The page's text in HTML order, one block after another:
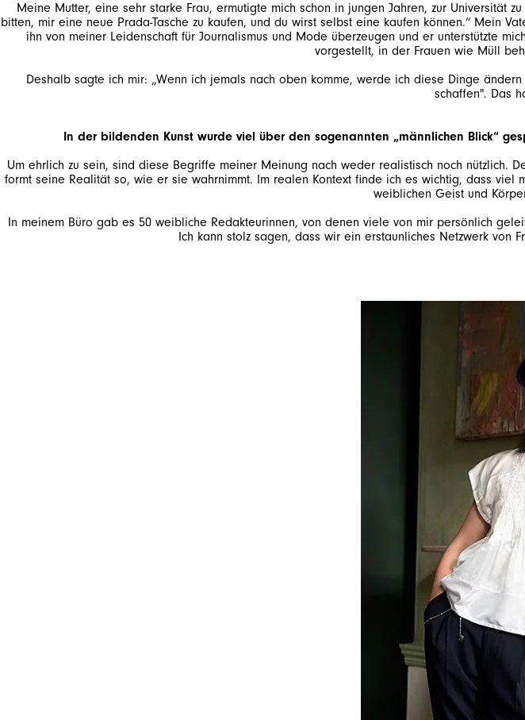
Meine Mutter, eine sehr starke Frau, ermutigte mich schon in jungen Jahren, zur Universität
bitten, mir eine neue Prada-Tasche zu kaufen, und du wirst selbst eine kaufen können.“ Mein
ihn von meiner Leidenschaft für Journalismus und Mode überzeugen und er unterstützte
Deshalb sagte ich mir: „Wenn ich jemals nach oben komme, werde ich diese Dinge
schaffen". Das
In der bildenden Kunst wurde viel über den sogenannten „männlichen Blick“
Um ehrlich zu sein, sind diese Begriffe meiner Meinung nach weder realistisch noch nützlich.
formt seine Realität so, wie er sie wahrnimmt. Im realen Kontext finde ich es wichtig, dass
In meinem Büro gab es 50 weibliche Redakteurinnen, von denen viele von mir persönlich
Ich kann stolz sagen, dass wir ein erstaunliches Netzwerk von